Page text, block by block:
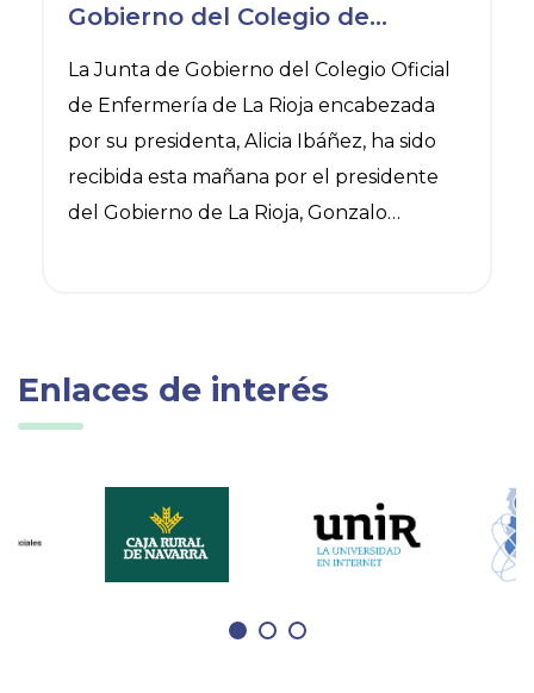
Gobierno del Colegio de
La Junta de Gobierno del Colegio Oficial
de Enfermería de La Rioja encabezada
por su presidenta, Alicia Ibáñez, ha sido
recibida esta mañana por el presidente
del Gobierno de La Rioja, Gonzalo
Enlaces de interés